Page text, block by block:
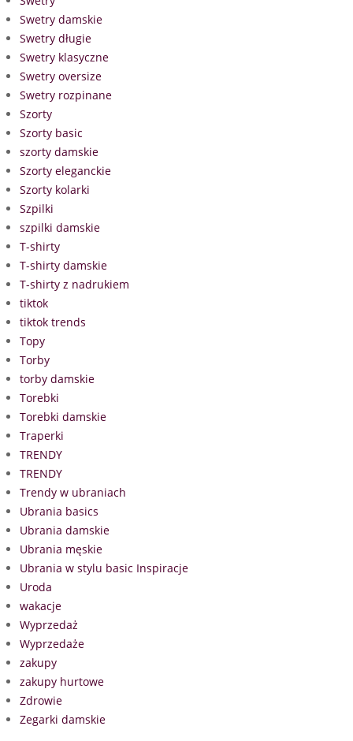
Swetry damskie
Swetry długie
Swetry klasyczne
Swetry oversize
Swetry rozpinane
Szorty
Szorty basic
szorty damskie
Szorty eleganckie
Szorty kolarki
Szpilki
szpilki damskie
T-shirty
T-shirty damskie
T-shirty z nadrukiem
tiktok
tiktok trends
Topy
Torby
torby damskie
Torebki
Torebki damskie
Traperki
TRENDY
TRENDY
Trendy w ubraniach
Ubrania basics
Ubrania damskie
Ubrania męskie
Ubrania w stylu basic Inspiracje
Uroda
wakacje
Wyprzedaż
Wyprzedaże
zakupy
zakupy hurtowe
Zdrowie
Zegarki damskie